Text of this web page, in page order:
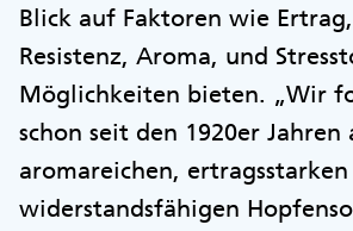
Blick auf Faktoren wie
Resistenz, Aroma, und
Möglichkeiten bieten. „Wir
schon seit den 1920er Jahren
aromareichen,
widerstandsfähigen